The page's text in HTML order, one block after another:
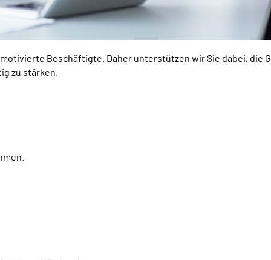
Beschäftigte. Daher unterstützen wir Sie dabei, die
zu stärken.